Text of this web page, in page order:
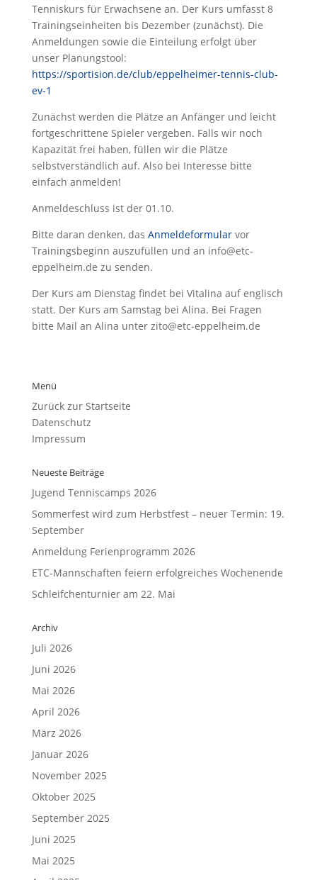
Tenniskurs für Erwachsene an. Der Kurs umfasst 8
Trainingseinheiten bis Dezember (zunächst). Die
Anmeldungen sowie die Einteilung erfolgt über
unser Planungstool:
https://sportision.de/club/eppelheimer-tennis-club-
ev-1
Zunächst werden die Plätze an Anfänger und leicht
fortgeschrittene Spieler vergeben. Falls wir noch
Kapazität frei haben, füllen wir die Plätze
selbstverständlich auf. Also bei Interesse bitte
einfach anmelden!
Anmeldeschluss ist der 01.10.
Bitte daran denken, das Anmeldeformularvor
Trainingsbeginn auszufüllen und an info@etc-
eppelheim.de zu senden.
Der Kurs am Dienstag findet bei Vitalina auf englisch
statt. Der Kurs am Samstag bei Alina. Bei Fragen
bitte Mail an Alina unter zito@etc-eppelheim.de
Menü
Zurück zur Startseite
Datenschutz
Impressum
Neueste Beiträge
Jugend Tenniscamps 2026
Sommerfest wird zum Herbstfest – neuer Termin: 19.
September
Anmeldung Ferienprogramm 2026
ETC-Mannschaften feiern erfolgreiches Wochenende
Schleifchenturnier am 22. Mai
Archiv
Juli 2026
Juni 2026
Mai 2026
April 2026
März 2026
Januar 2026
November 2025
Oktober 2025
September 2025
Juni 2025
Mai 2025